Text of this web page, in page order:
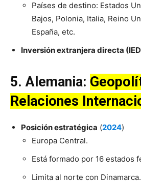
Países de destino: Estados
Bajos, Polonia, Italia, Reino
España, etc.
Inversión extranjera directa
5.Alemania:
Relaciones
Posición estratégica (2024)
Europa Central.
Está formado por 16 estados
Limita al norte con Dinamarca.